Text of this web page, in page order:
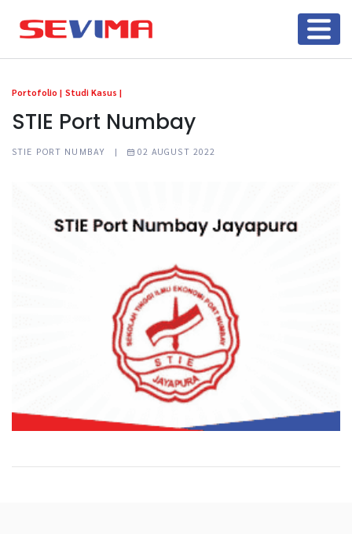
Portofolio | Studi Kasus |
STIE Port Numbay
STIE PORT NUMBAY | 02 AUGUST 2022